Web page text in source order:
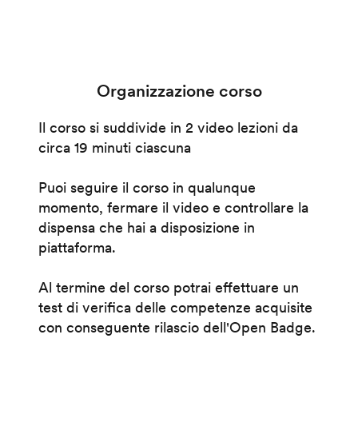
Organizzazione corso
Il corso si suddivide in 2 video lezioni da
circa 19 minuti ciascuna
Puoi seguire il corso in qualunque
momento, fermare il video e controllare la
dispensa che hai a disposizione in
piattaforma.
Al termine del corso potrai effettuare un
test di verifica delle competenze acquisite
con conseguente rilascio dell'Open Badge.